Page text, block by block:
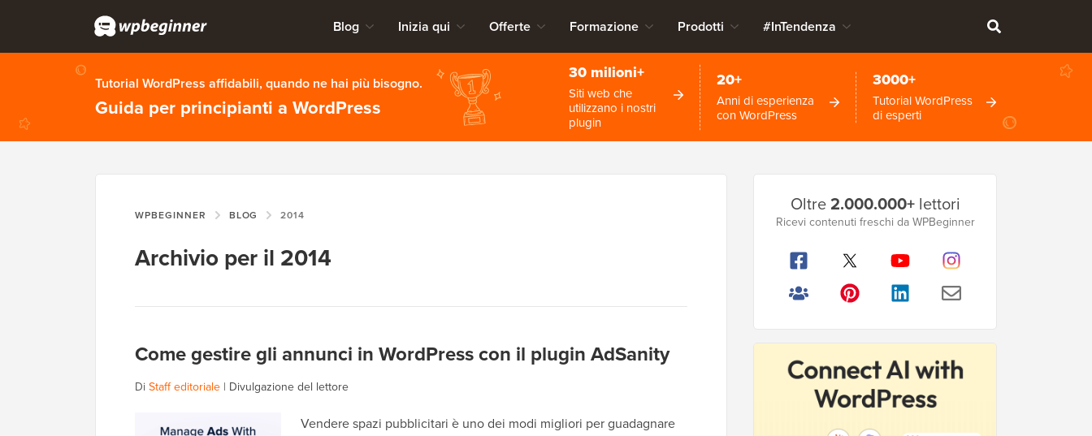
Blog Inizia qui Offerte Formazione Prodotti #InTendenza
Tutorial WordPress affidabili, quando ne hai più bisogno.
Guida per principianti a WordPress
30 milioni+
Siti web che
utilizzano i nostri
plugin
20+
Anni di esperienza
con WordPress
3000+
Tutorial WordPress
di esperti
WPBEGINNER BLOG 2014
Archivio per il 2014
Come gestire gli annunci in WordPress con il plugin AdSanity
DiStaff editoriale | Divulgazione del lettore
Vendere spazi pubblicitari è uno dei modi migliori per guadagnare
laterale
principale
Oltre2.000.000+lettori
Ricevi contenuti freschi da WPBeginner